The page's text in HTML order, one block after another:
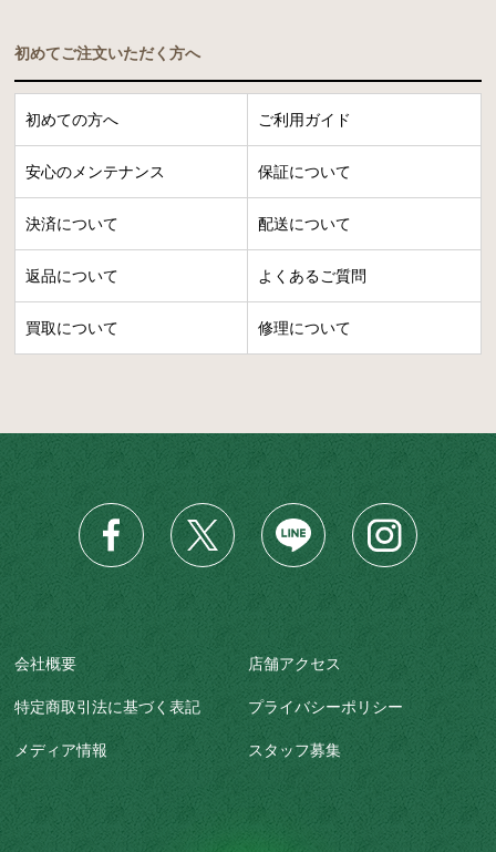
初めてご注文いただく方へ
初めての方へ ご利用ガイド
安心のメンテナンス 保証について
決済について 配送について
返品について よくあるご質問
買取について 修理について
会社概要 店舗アクセス
特定商取引法に基づく表記 プライバシーポリシー
メディア情報 スタッフ募集